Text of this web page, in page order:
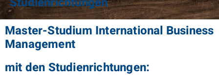
Master-Studium International Business
Management
mit den Studienrichtungen: